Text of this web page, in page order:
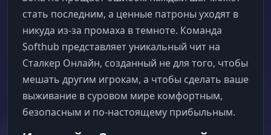
стать последним, а ценные патроны уходят в
никуда из-за промаха в темноте. Команда
Softhub представляет уникальный чит на
Сталкер Онлайн, созданный не для того, чтобы
мешать другим игрокам, а чтобы сделать ваше
выживание в суровом мире комфортным,
безопасным и по-настоящему прибыльным.